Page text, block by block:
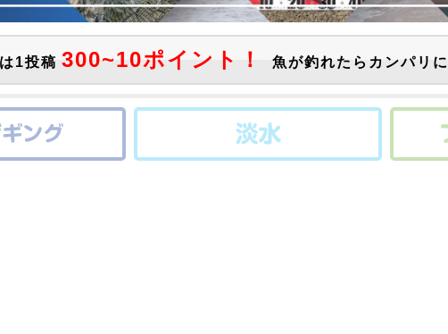
は1投稿 300~10ポイント！ 魚が釣れたらカンパリに